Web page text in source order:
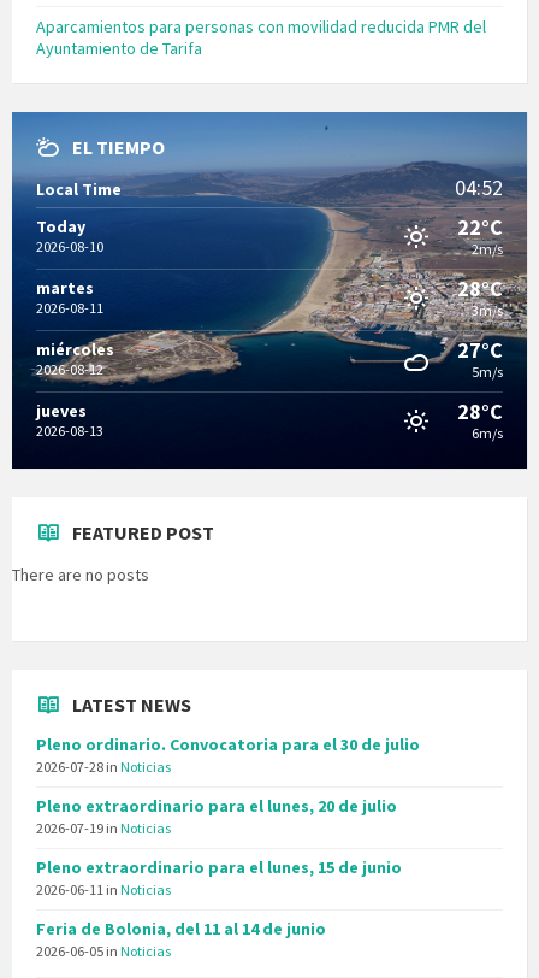
Aparcamientos para personas con movilidad reducida PMR del
Ayuntamiento de Tarifa
EL TIEMPO
Local Time 04:52
Today
2026-08-10
22°C
2m/s
martes
2026-08-11
28°C
3m/s
miércoles
2026-08-12
27°C
5m/s
jueves
2026-08-13
28°C
6m/s
FEATURED POST
There are no posts
LATEST NEWS
Pleno ordinario. Convocatoria para el 30 de julio
2026-07-28 in Noticias
Pleno extraordinario para el lunes, 20 de julio
2026-07-19 in Noticias
Pleno extraordinario para el lunes, 15 de junio
2026-06-11 in Noticias
Feria de Bolonia, del 11 al 14 de junio
2026-06-05 in Noticias